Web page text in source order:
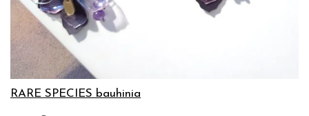
RARE SPECIES bauhinia